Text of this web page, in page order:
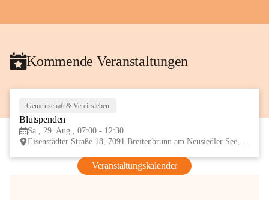
Kommende Veranstaltungen
Gemeinschaft & Vereinsleben
Blutspenden
Sa., 29. Aug., 07:00 - 12:30
Eisenstädter Straße 18, 7091 Breitenbrunn am Neusiedler See, AUT
Veranstaltungskalender